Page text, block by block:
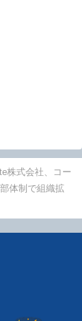
株式会社、コー
体制で組織拡